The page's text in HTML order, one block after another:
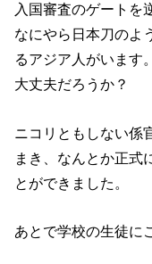
入国審査のゲートを
なにやら日本刀のよ
るアジア人がいます。
大丈夫だろうか？
ニコリともしない係
まき、なんとか正式
とができました。
あとで学校の生徒に